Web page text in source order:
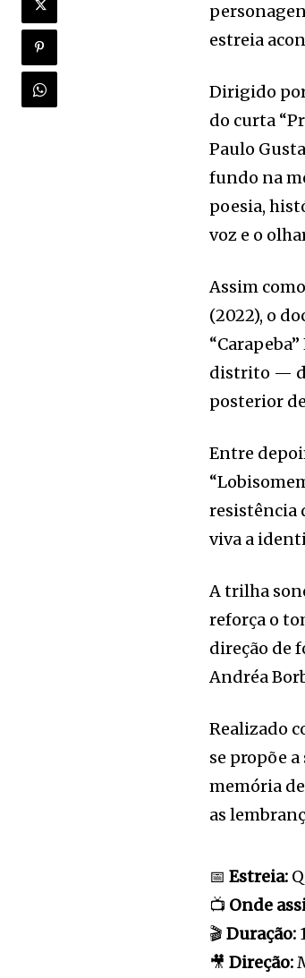
estreia
Dirigido
do curta
Paulo
fundo na
poesia,
voz e o
Assim
(2022), o
distrito —
posterior
Entre
resistência
viva a
A trilha
reforça o
direção de
Andréa
Realizado
se propõe
memória
as
📅Estreia:
📺 Onde
🎬Duração:
🎥Direção: